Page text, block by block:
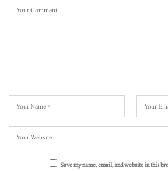
Save my name, email, and website in this